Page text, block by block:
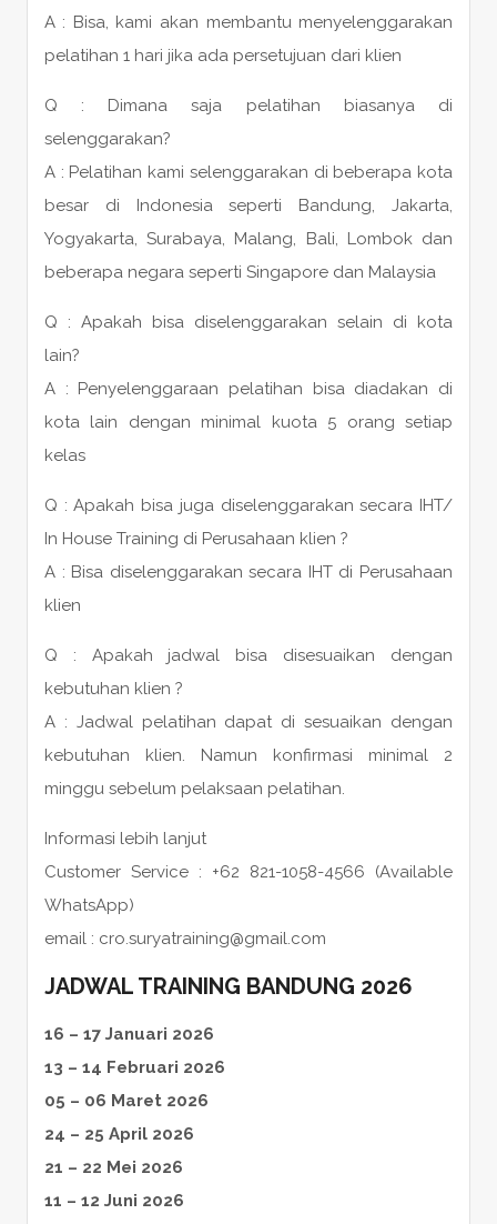
A : Bisa, kami akan membantu menyelenggarakan
pelatihan 1 hari jika ada persetujuan dari klien
Q : Dimana saja pelatihan biasanya di
selenggarakan?
A : Pelatihan kami selenggarakan di beberapa kota
besar di Indonesia seperti Bandung, Jakarta,
Yogyakarta, Surabaya, Malang, Bali, Lombok dan
beberapa negara seperti Singapore dan Malaysia
Q : Apakah bisa diselenggarakan selain di kota
lain?
A : Penyelenggaraan pelatihan bisa diadakan di
kota lain dengan minimal kuota 5 orang setiap
kelas
Q : Apakah bisa juga diselenggarakan secara IHT/
In House Training di Perusahaan klien ?
A : Bisa diselenggarakan secara IHT di Perusahaan
klien
Q : Apakah jadwal bisa disesuaikan dengan
kebutuhan klien ?
A : Jadwal pelatihan dapat di sesuaikan dengan
kebutuhan klien. Namun konfirmasi minimal 2
minggu sebelum pelaksaan pelatihan.
Informasi lebih lanjut
Customer Service : +62 821-1058-4566 (Available
WhatsApp)
email : cro.suryatraining@gmail.com
JADWAL TRAINING BANDUNG 2026
16 – 17 Januari 2026
13 – 14 Februari 2026
05 – 06 Maret 2026
24 – 25 April 2026
21 – 22 Mei 2026
11 – 12 Juni 2026